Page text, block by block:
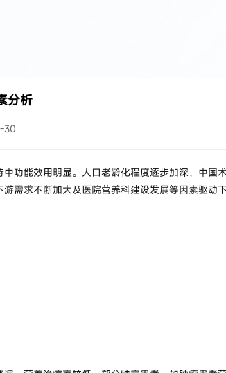
分析​
30
功能效用明显。人口老龄化程度逐步加深，中国
需求不断加大及医院营养科建设发展等因素驱动